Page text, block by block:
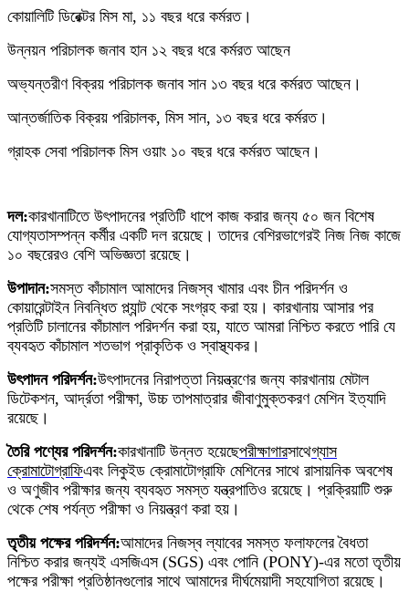
কোয়ালিটি ডিরেক্টর মিস মা, ১১ বছর ধরে কর্মরত।
উন্নয়ন পরিচালক জনাব হান ১২ বছর ধরে কর্মরত আছেন
অভ্যন্তরীণ বিক্রয় পরিচালক জনাব সান ১৩ বছর ধরে কর্মরত আছেন।
আন্তর্জাতিক বিক্রয় পরিচালক, মিস সান, ১৩ বছর ধরে কর্মরত।
গ্রাহক সেবা পরিচালক মিস ওয়াং ১০ বছর ধরে কর্মরত আছেন।
দল:কারখানাটিতে উৎপাদনের প্রতিটি ধাপে কাজ করার জন্য ৫০ জন বিশেষ
যোগ্যতাসম্পন্ন কর্মীর একটি দল রয়েছে। তাদের বেশিরভাগেরই নিজ নিজ কাজে
১০ বছরেরও বেশি অভিজ্ঞতা রয়েছে।
উপাদান:সমস্ত কাঁচামাল আমাদের নিজস্ব খামার এবং চীন পরিদর্শন ও
কোয়ারেন্টাইন নিবন্ধিত প্ল্যান্ট থেকে সংগ্রহ করা হয়। কারখানায় আসার পর
প্রতিটি চালানের কাঁচামাল পরিদর্শন করা হয়, যাতে আমরা নিশ্চিত করতে পারি যে
ব্যবহৃত কাঁচামাল শতভাগ প্রাকৃতিক ও স্বাস্থ্যকর।
উৎপাদন পরিদর্শন:উৎপাদনের নিরাপত্তা নিয়ন্ত্রণের জন্য কারখানায় মেটাল
ডিটেকশন, আর্দ্রতা পরীক্ষা, উচ্চ তাপমাত্রার জীবাণুমুক্তকরণ মেশিন ইত্যাদি
রয়েছে।
তৈরি পণ্যের পরিদর্শন:কারখানাটি উন্নত হয়েছেপরীক্ষাগারসাথেগ্যাস
ক্রোমাটোগ্রাফিএবং লিকুইড ক্রোমাটোগ্রাফি মেশিনের সাথে রাসায়নিক অবশেষ
ও অণুজীব পরীক্ষার জন্য ব্যবহৃত সমস্ত যন্ত্রপাতিও রয়েছে। প্রক্রিয়াটি শুরু
থেকে শেষ পর্যন্ত পরীক্ষা ও নিয়ন্ত্রণ করা হয়।
তৃতীয় পক্ষের পরিদর্শন:আমাদের নিজস্ব ল্যাবের সমস্ত ফলাফলের বৈধতা
নিশ্চিত করার জন্যই এসজিএস (SGS) এবং পোনি (PONY)-এর মতো তৃতীয়
পক্ষের পরীক্ষা প্রতিষ্ঠানগুলোর সাথে আমাদের দীর্ঘমেয়াদী সহযোগিতা রয়েছে।